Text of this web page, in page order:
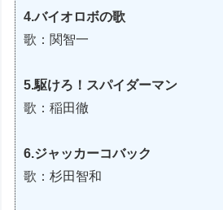
4.バイオロボの歌
歌：関智一
5.駆けろ！スパイダーマン
歌：稲田徹
6.ジャッカーコバック
歌：杉田智和